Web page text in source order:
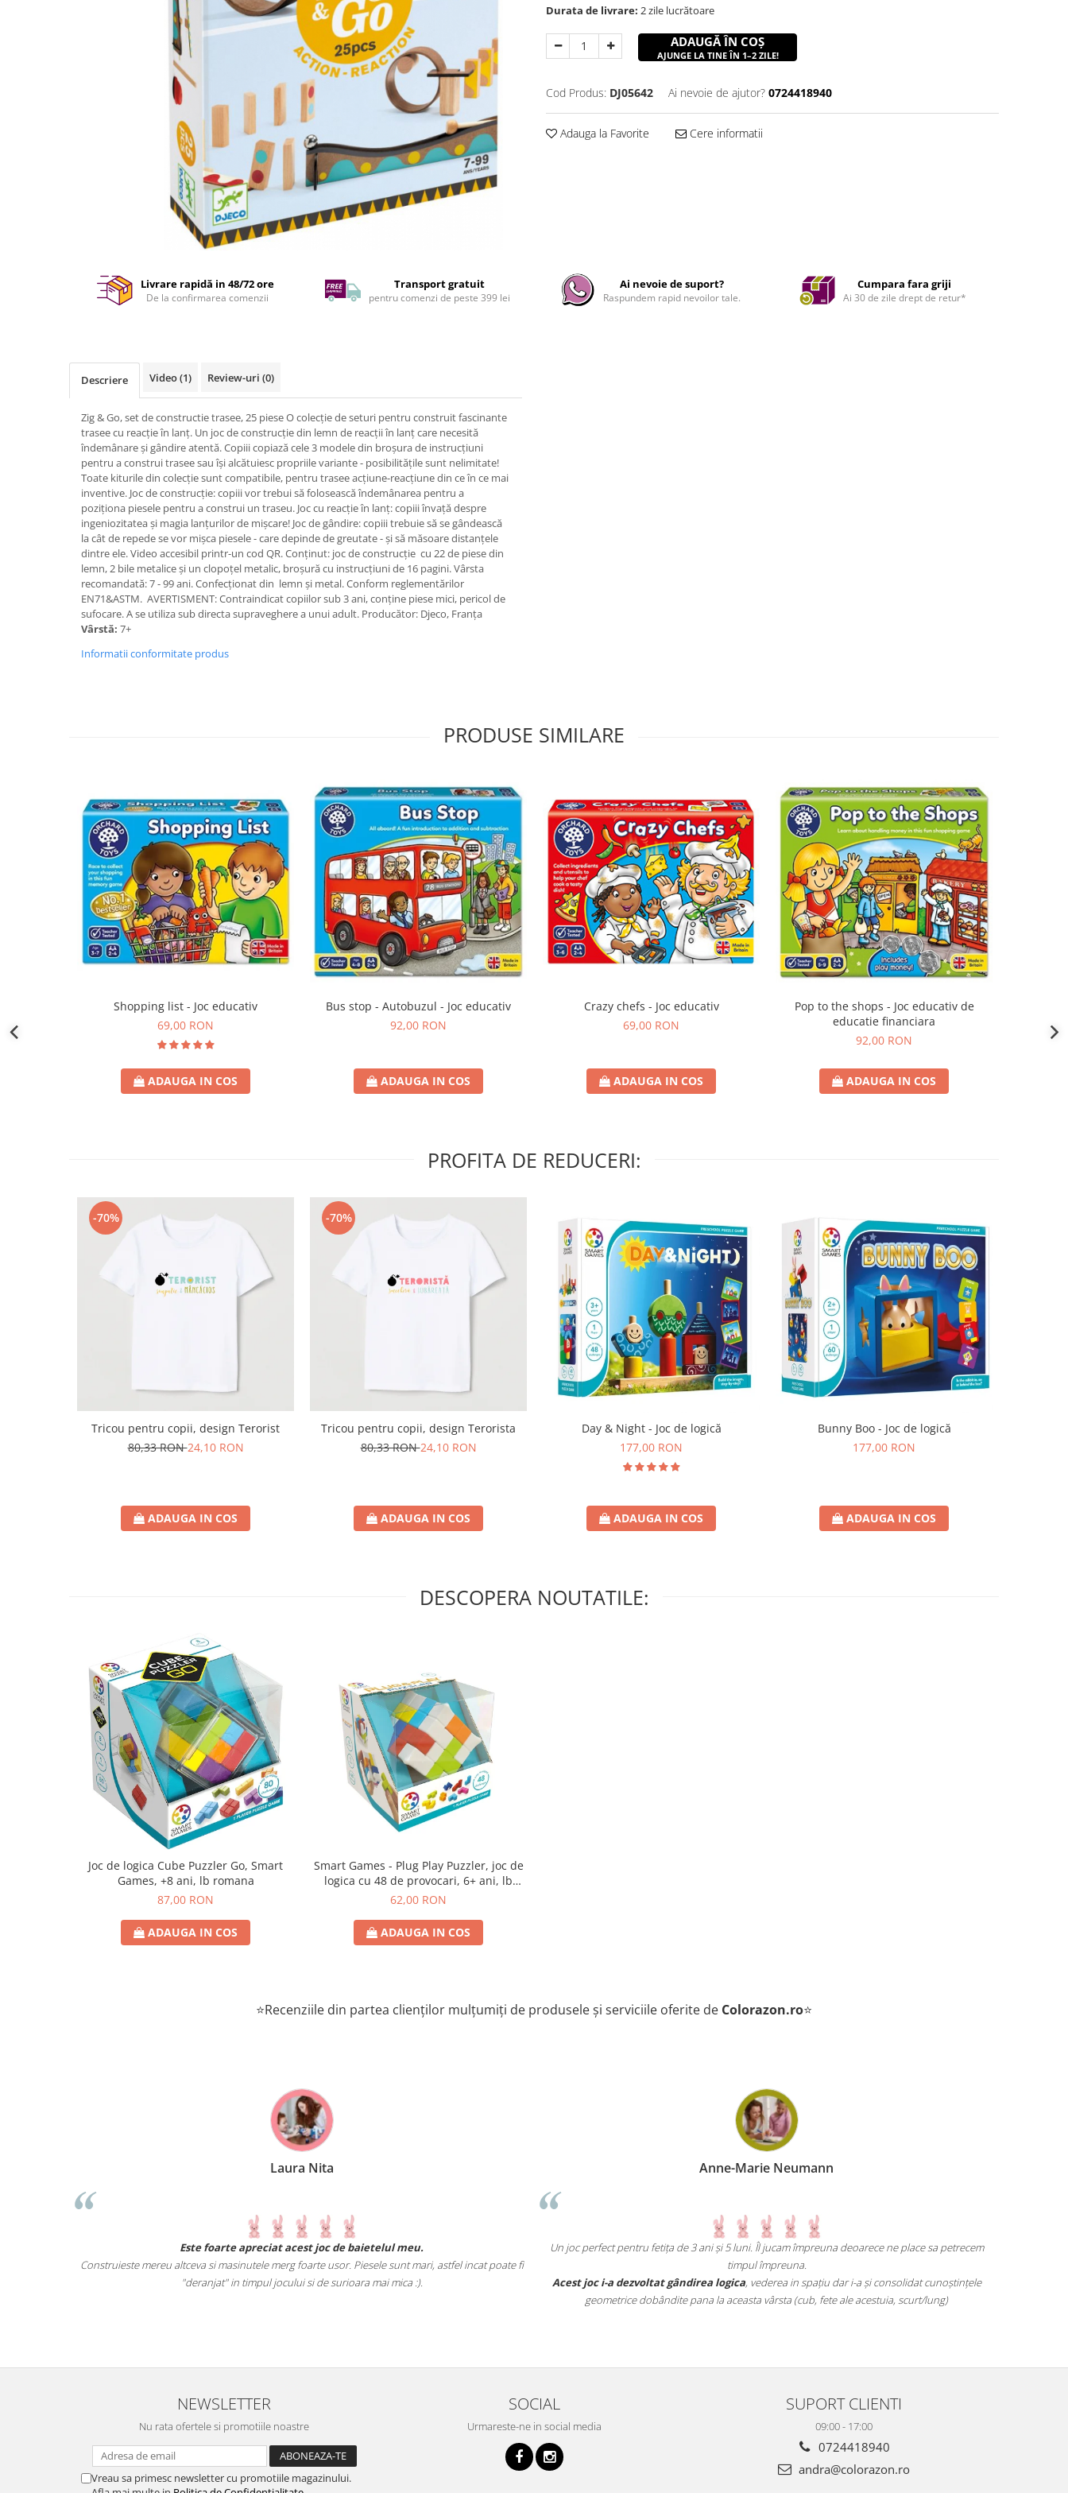
Durata de livrare: 2 zile lucrătoare
ADAUGĂ ÎN COȘ
AJUNGE LA TINE ÎN 1–2 ZILE!
Cod Produs: DJ05642 Ai nevoie de ajutor? 0724418940
Adauga la Favorite Cere informatii
Livrare rapidă in 48/72 ore
De la confirmarea comenzii
Transport gratuit
pentru comenzi de peste 399 lei
Ai nevoie de suport?
Raspundem rapid nevoilor tale.
Cumpara fara griji
Ai 30 de zile drept de retur*
Descriere Video(1) Review-uri (0)
Zig & Go, set de constructie trasee, 25 piese O colecție de seturi pentru construit fascinante
trasee cu reacție în lanț. Un joc de construcție din lemn de reacții în lanț care necesită
îndemânare și gândire atentă. Copiii copiază cele 3 modele din broșura de instrucțiuni
pentru a construi trasee sau își alcătuiesc propriile variante - posibilitățile sunt nelimitate!
Toate kiturile din colecție sunt compatibile, pentru trasee acțiune-reacțiune din ce în ce mai
inventive. Joc de construcție: copiii vor trebui să folosească îndemânarea pentru a
poziționa piesele pentru a construi un traseu. Joc cu reacție în lanț: copiii învață despre
ingeniozitatea și magia lanțurilor de mișcare! Joc de gândire: copiii trebuie să se gândească
la cât de repede se vor mișca piesele - care depinde de greutate - și să măsoare distanțele
dintre ele. Video accesibil printr-un cod QR. Conținut: joc de construcție cu 22 de piese din
lemn, 2 bile metalice și un clopoțel metalic, broșură cu instrucțiuni de 16 pagini. Vârsta
recomandată: 7 - 99 ani. Confecționat din lemn și metal. Conform reglementărilor
EN71&ASTM. AVERTISMENT: Contraindicat copiilor sub 3 ani, conține piese mici, pericol de
sufocare. A se utiliza sub directa supraveghere a unui adult. Producător: Djeco, Franța
Vârstă: 7+
Informatii conformitate produs
PRODUSE SIMILARE
Shopping list - Joc educativ
69,00 RON
ADAUGA IN COS
Bus stop - Autobuzul - Joc educativ
92,00 RON
ADAUGA IN COS
Crazy chefs - Joc educativ
69,00 RON
ADAUGA IN COS
Pop to the shops - Joc educativ de
educatie financiara
92,00 RON
ADAUGA IN COS
PROFITA DE REDUCERI:
-70%
Tricou pentru copii, design Terorist
80,33 RON24,10 RON
ADAUGA IN COS
-70%
Tricou pentru copii, design Terorista
80,33 RON24,10 RON
ADAUGA IN COS
Day & Night - Joc de logică
177,00 RON
ADAUGA IN COS
Bunny Boo - Joc de logică
177,00 RON
ADAUGA IN COS
DESCOPERA NOUTATILE:
Joc de logica Cube Puzzler Go, Smart
Games, +8 ani, lb romana
87,00 RON
ADAUGA IN COS
Smart Games - Plug Play Puzzler, joc de
logica cu 48 de provocari, 6+ ani, lb
romana
62,00 RON
ADAUGA IN COS
⭐Recenziile din partea clienților mulțumiți de produsele și serviciile oferite de Colorazon.ro⭐
foarte apreciat acest joc de baietelul meu.
si masinutele merg foarte usor. Piesele sunt mari, astfel incat poate fi
in timpul jocului si de surioara mai mica :).
Un joc perfect pentru fetița de 3 ani și 5 luni. Îl jucam împreuna deoarece ne place sa petrecem
Acest joc i-a dezvoltat gândirea logica, vederea in spațiu dar i-a și consolidat cunoștințele
geometrice dobândite pana la aceasta vârsta (cub, fete ale acestuia, scurt/lung)
Un joc atât de interesant încât nu îmi vine sa-l mai
NEWSLETTER
Nu rata ofertele si promotiile noastre
Vreau sa primesc newsletter cu promotiile magazinului.
SOCIAL
Urmareste-ne in social media
SUPORT CLIENTI
09:00 - 17:00
0724418940
andra@colorazon.ro